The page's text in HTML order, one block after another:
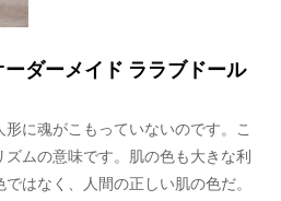
ダーメイド ララブドール
に魂がこもっていないのです。こ
ムの意味です。肌の色も大きな利
はなく、人間の正しい肌の色だ。